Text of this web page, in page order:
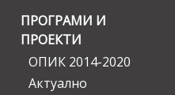
ПРОГРАМИ И
ПРОЕКТИ
ОПИК 2014-2020
Актуално